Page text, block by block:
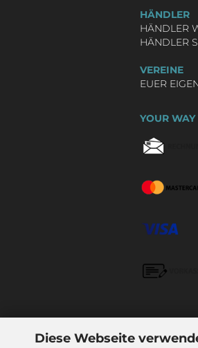
Diese Webseite
HÄNDLER
HÄNDLER
HÄNDLER
VEREINE
EUER
YOUR WAY